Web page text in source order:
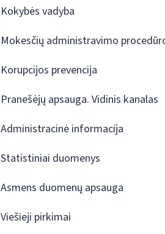
Kokybės vadyba
Mokesčių administravimo
Korupcijos prevencija
Pranešėjų apsauga. Vidinis kanalas
Administracinė informacija
Statistiniai duomenys
Asmens duomenų apsauga
Viešieji pirkimai